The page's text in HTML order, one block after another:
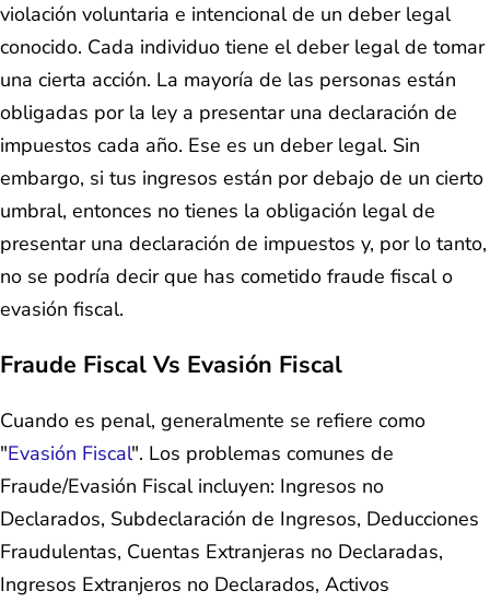
violación voluntaria e intencional de un deber legal
conocido. Cada individuo tiene el deber legal de tomar
una cierta acción. La mayoría de las personas están
obligadas por la ley a presentar una declaración de
impuestos cada año. Ese es un deber legal. Sin
embargo, si tus ingresos están por debajo de un cierto
umbral, entonces no tienes la obligación legal de
presentar una declaración de impuestos y, por lo tanto,
no se podría decir que has cometido fraude fiscal o
evasión fiscal.
Fraude Fiscal Vs Evasión Fiscal
Cuando es penal, generalmente se refiere como
"Evasión Fiscal". Los problemas comunes de
Fraude/Evasión Fiscal incluyen: Ingresos no
Declarados, Subdeclaración de Ingresos, Deducciones
Fraudulentas, Cuentas Extranjeras no Declaradas,
Ingresos Extranjeros no Declarados, Activos